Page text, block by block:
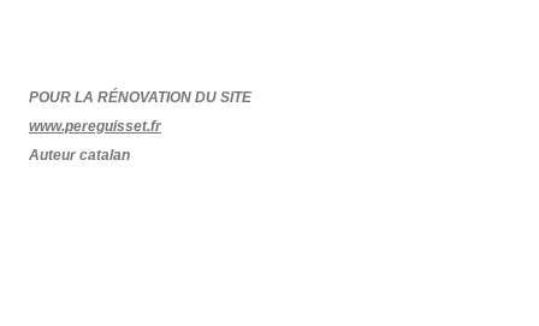
POUR LA RÉNOVATION DU SITE
www.pereguisset.fr
Auteur catalan